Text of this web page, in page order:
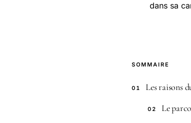
dans sa
SOMMAIRE
01 Les raisons
02 Le